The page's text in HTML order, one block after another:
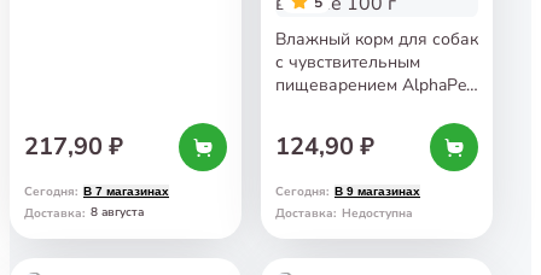
217,90 ₽
Сегодня: В 7 магазинах
Доставка: 8 августа
Влажный корм для собак
с чувствительным
пищеварением AlphaPet
и яблоком в соусе 100 г
124,90 ₽
Сегодня: В 9 магазинах
Доставка: Недоступна